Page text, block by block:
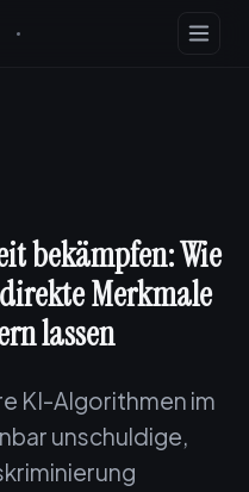
bekämpfen: Wie
Merkmale
lassen
KI-Algorithmen im
unschuldige,